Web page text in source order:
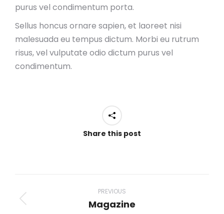
purus vel condimentum porta.
Sellus honcus ornare sapien, et laoreet nisi
malesuada eu tempus dictum. Morbi eu rutrum
risus, vel vulputate odio dictum purus vel
condimentum.
Share this post
navigation
PREVIOUS
Previous
Magazine